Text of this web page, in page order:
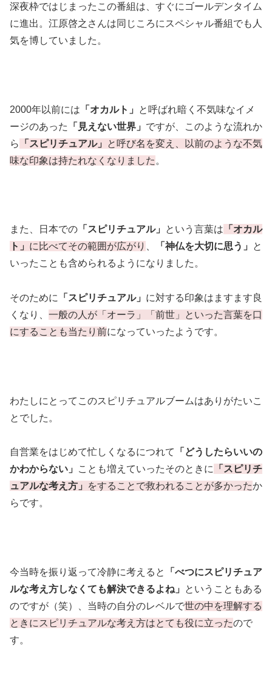
深夜枠ではじまったこの番組は、すぐにゴールデンタイム
に進出。江原啓之さんは同じころにスペシャル番組でも人
気を博していました。
2000年以前には 「オカルト」
と呼ばれ暗く不気味なイメ
ージのあった
「見えない世界」 ですが、このような流れか
ら
「スピリチュアル」
と呼び名を変え、以前のような不気
味な印象は持たれなくなりました 。
また、日本での 「スピリチュアル」 という言葉は 「オカル
ト」 に比べてその範囲が広がり 「神仏を大切に思う」
と
いったことも含められるようになりました。
そのために 「スピリチュアル」 に対する印象はますます良
くなり、 一般の人が「オーラ」「前世」といった言葉を口
にすることも当たり前になっていったようです。
わたしにとってこのスピリチュアルブームはありがたいこ
とでした。
自営業をはじめて忙しくなるにつれて
「どうしたらいいの
かわからない」
ことも増えていったそのときに
「スピリチ
ュアルな考え方」
をすることで救われることが多かったか
らです。
今当時を振り返って冷静に考えると
「べつにスピリチュア
ルな考え方しなくても解決できるよね」
ということもある
のですが（笑）、当時の自分のレベルで世の中を理解する
ときにスピリチュアルな考え方はとても役に立ったので
す。